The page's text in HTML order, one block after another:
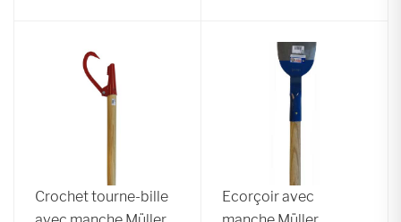
Crochet tourne-bille
Ecorçoir avec